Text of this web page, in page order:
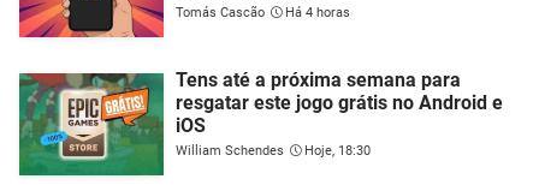
Tomás Cascão Há 4 horas
Tens até a próxima semana para
resgatar este jogo grátis no Android e
iOS
William Schendes Hoje, 18:30